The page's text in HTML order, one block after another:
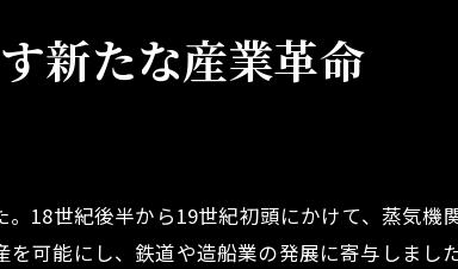
未来を見据えた溶接技術の導入戦略
術の発展で溶接の精密度が飛躍的に向上
融解技術が支える生産効率の向上
溶接精度向上がもたらす市場競争力
新たな産業革命
18世紀後半から19世紀初頭にかけて、蒸気
可能にし、鉄道や造船業の発展に寄与しまし